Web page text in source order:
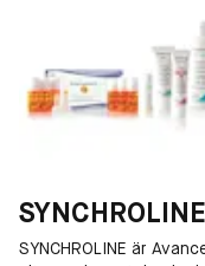
SYNCHROLINE
SYNCHROLINE är